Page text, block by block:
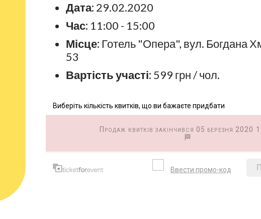
Дата: 29.02.2020
Час: 11:00 - 15:00
Місце: Готель "Опера", вул. Богдана
53
Вартість участі: 599 грн / чол.
Виберіть кількість квитків, що ви бажаєте придбати
Продаж квитків закінчився 05 березня 2020
Ввести промо-код